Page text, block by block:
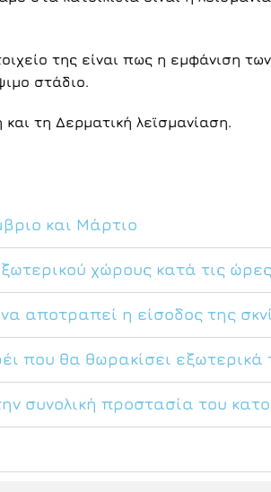
της είναι πως η εμφάνιση
στάδιο.
τη Δερματική λεϊσμανίαση.
και Μάρτιο
χώρους κατά τις
αποτραπεί η είσοδος της
που θα θωρακίσει εξωτερικά
συνολική προστασία του